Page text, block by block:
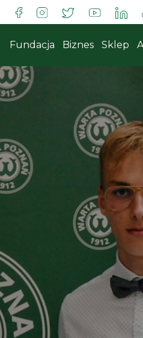
Fundacja Biznes Sklep